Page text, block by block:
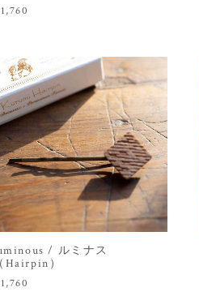
/ ルミナス
（Hairpin）